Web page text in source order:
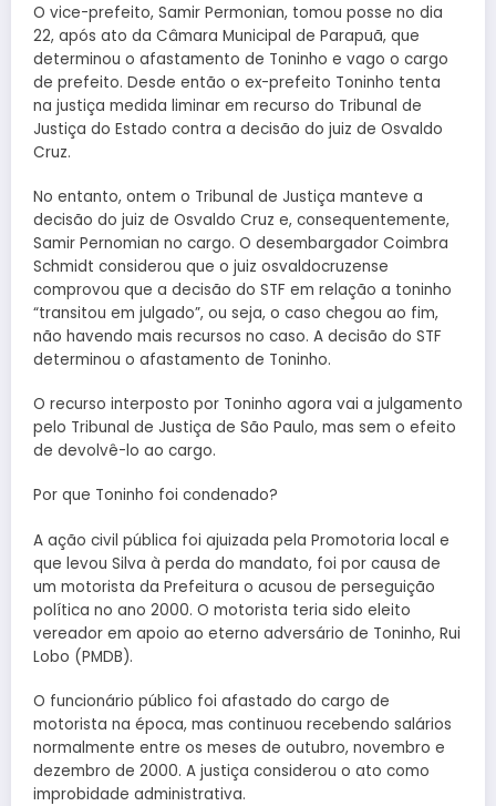
O vice-prefeito, Samir Permonian, tomou posse no dia
22, após ato da Câmara Municipal de Parapuã, que
determinou o afastamento de Toninho e vago o cargo
de prefeito. Desde então o ex-prefeito Toninho tenta
na justiça medida liminar em recurso do Tribunal de
Justiça do Estado contra a decisão do juiz de Osvaldo
Cruz.
No entanto, ontem o Tribunal de Justiça manteve a
decisão do juiz de Osvaldo Cruz e, consequentemente,
Samir Pernomian no cargo. O desembargador Coimbra
Schmidt considerou que o juiz osvaldocruzense
comprovou que a decisão do STF em relação a toninho
“transitou em julgado”, ou seja, o caso chegou ao fim,
não havendo mais recursos no caso. A decisão do STF
determinou o afastamento de Toninho.
O recurso interposto por Toninho agora vai a julgamento
pelo Tribunal de Justiça de São Paulo, mas sem o efeito
de devolvê-lo ao cargo.
Por que Toninho foi condenado?
A ação civil pública foi ajuizada pela Promotoria local e
que levou Silva à perda do mandato, foi por causa de
um motorista da Prefeitura o acusou de perseguição
política no ano 2000. O motorista teria sido eleito
vereador em apoio ao eterno adversário de Toninho, Rui
Lobo (PMDB).
O funcionário público foi afastado do cargo de
motorista na época, mas continuou recebendo salários
normalmente entre os meses de outubro, novembro e
dezembro de 2000. A justiça considerou o ato como
improbidade administrativa.